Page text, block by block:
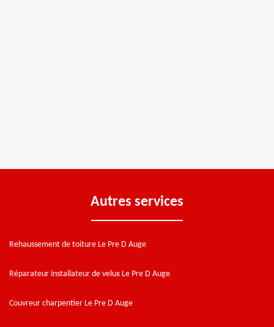
Autres services
Rehaussement de toiture Le Pre D Auge
Réparateur installateur de velux Le Pre D Auge
Couvreur charpentier Le Pre D Auge